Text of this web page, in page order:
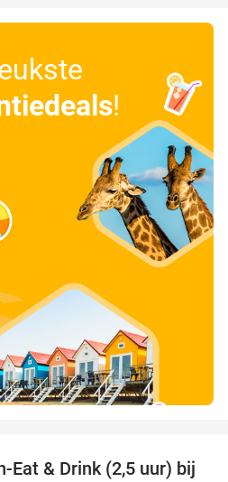
!
13%
Eat & Drink (2,5 uur) bij